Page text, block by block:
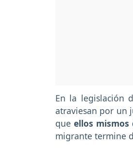
En la legislación
atraviesan por un
que ellos
migrante termine